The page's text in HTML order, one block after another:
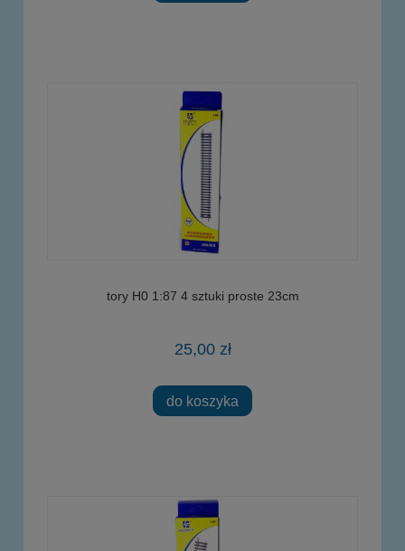
tory H0 1:87 4 sztuki proste 23cm
25,00 zł
do koszyka